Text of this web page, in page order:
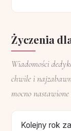
Życzenia
Wiadomości
chwile i
mocno nastawione
Kolejny rok